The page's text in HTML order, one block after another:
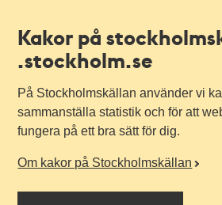
Kakor på
.stockholm.se
På Stockholmskällan använder vi
sammanställa statistik och för att
fungera på ett bra sätt för dig.
Om kakor på Stockholmskällan